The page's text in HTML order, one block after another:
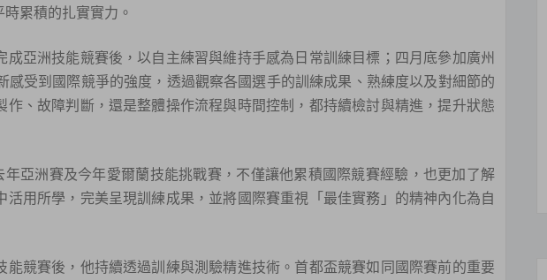
累積的扎實實力。
亞洲技能競賽後，以自主練習與維持手感為日常訓練目標；四月底參加廣州
感受到國際競爭的強度，透過觀察各國選手的訓練成果、熟練度以及對細節的
、故障判斷，還是整體操作流程與時間控制，都持續檢討與精進，提升狀態
亞洲賽及今年愛爾蘭技能挑戰賽，不僅讓他累積國際競賽經驗，也更加了解
用所學，完美呈現訓練成果，並將國際賽重視「最佳實務」的精神內化為自
競賽後，他持續透過訓練與測驗精進技術。首都盃競賽如同國際賽前的重要